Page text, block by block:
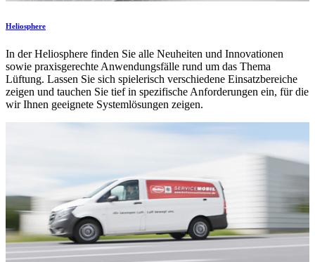
Heliosphere
In der Heliosphere finden Sie alle Neuheiten und Innovationen
sowie praxisgerechte Anwendungsfälle rund um das Thema
Lüftung. Lassen Sie sich spielerisch verschiedene Einsatzbereiche
zeigen und tauchen Sie tief in spezifische Anforderungen ein, für die
wir Ihnen geeignete Systemlösungen zeigen.